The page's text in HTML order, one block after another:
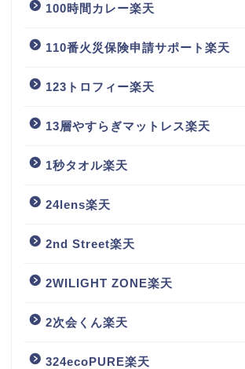
100時間カレー楽天
110番火災保険申請サポート楽天
123トロフィー楽天
13層やすらぎマットレス楽天
1秒タオル楽天
24lens楽天
2nd Street楽天
2WILIGHT ZONE楽天
2次会くん楽天
324ecoPURE楽天